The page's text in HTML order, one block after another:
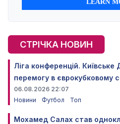
СТРІЧКА НОВИН
Ліга конференцій.
перемогу в єврокубковому
06.08.2026 22:07
Новини
Футбол Топ
Мохамед Салах став